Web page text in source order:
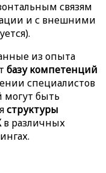
связям
и с внешними
из опыта
базу компетенций
специалистов
могут быть
структуры
в различных